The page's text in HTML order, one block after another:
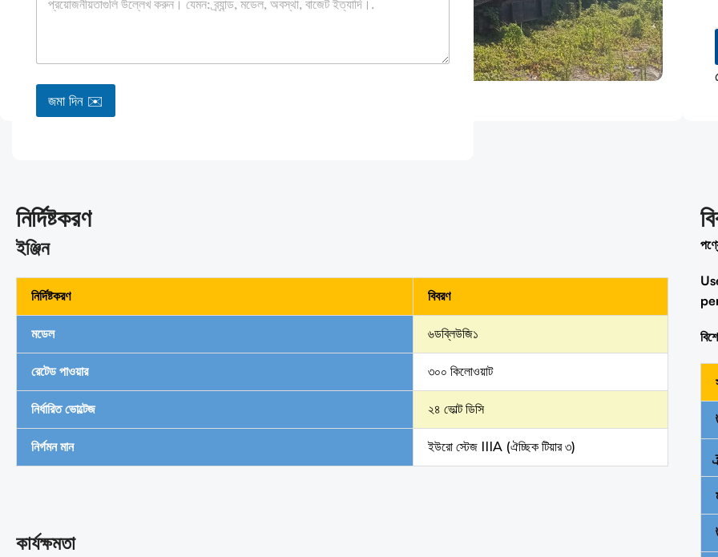
জমা দিন ✉️
নির্দিষ্টকরণ
ইঞ্জিন
নির্দিষ্টকরণ বিবরণ
মডেল ৬ডব্লিউজি১
রেটেড পাওয়ার ৩০০ কিলোওয়াট
নির্ধারিত ভোল্টেজ ২৪ ভোল্ট ডিসি
নির্গমন মান ইউরো স্টেজ IIIA (ঐচ্ছিক টিয়ার ৩)
কার্যক্ষমতা